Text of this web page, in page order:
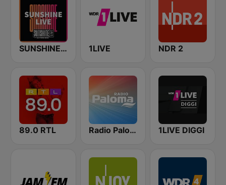
SUNSHINE LIVE 1LIVE NDR 2
89.0 RTL Radio Paloma 1LIVE DIGGI